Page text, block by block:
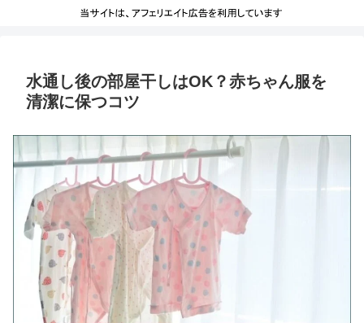
水通し後の部屋干しはOK？赤ちゃん服を
清潔に保つコツ